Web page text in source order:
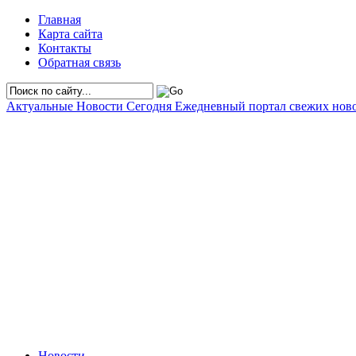
Главная
Карта сайта
Контакты
Обратная связь
Актуальные Новости Сегодня Ежедневный портал свежих